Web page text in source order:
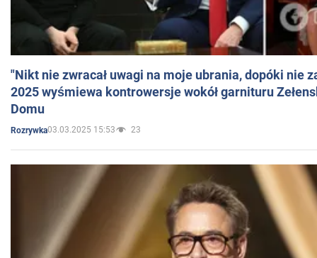
"Nikt nie zwracał uwagi na moje ubrania, dopóki nie
2025 wyśmiewa kontrowersje wokół garnituru
Domu
Rozrywka03.03.2025 15:53 23